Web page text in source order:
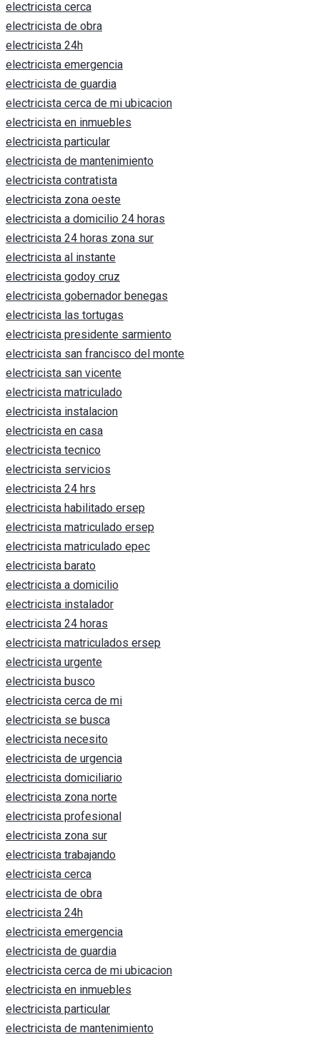
electricista cerca
electricista de obra
electricista 24h
electricista emergencia
electricista de guardia
electricista cerca de mi ubicacion
electricista en inmuebles
electricista particular
electricista de mantenimiento
electricista contratista
electricista zona oeste
electricista a domicilio 24 horas
electricista 24 horas zona sur
electricista al instante
electricista godoy cruz
electricista gobernador benegas
electricista las tortugas
electricista presidente sarmiento
electricista san francisco del monte
electricista san vicente
electricista matriculado
electricista instalacion
electricista en casa
electricista tecnico
electricista servicios
electricista 24 hrs
electricista habilitado ersep
electricista matriculado ersep
electricista matriculado epec
electricista barato
electricista a domicilio
electricista instalador
electricista 24 horas
electricista matriculados ersep
electricista urgente
electricista busco
electricista cerca de mi
electricista se busca
electricista necesito
electricista de urgencia
electricista domiciliario
electricista zona norte
electricista profesional
electricista zona sur
electricista trabajando
electricista cerca
electricista de obra
electricista 24h
electricista emergencia
electricista de guardia
electricista cerca de mi ubicacion
electricista en inmuebles
electricista particular
electricista de mantenimiento